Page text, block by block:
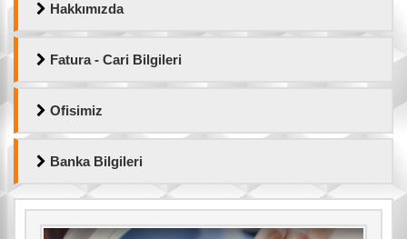
Hakkımızda
Fatura - Cari Bilgileri
Ofisimiz
Banka Bilgileri